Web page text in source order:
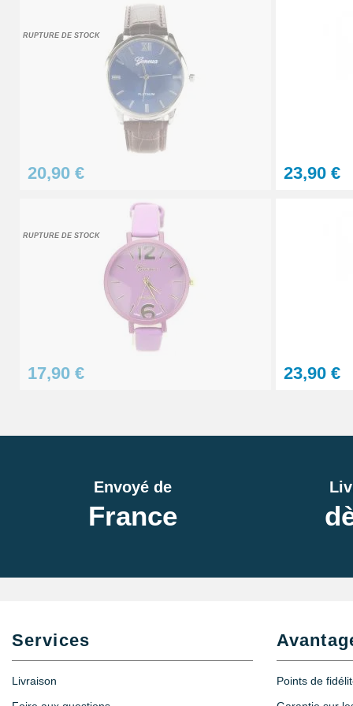
Pince antistatique montre pas chère
5,90 €
Lunette grossissante - Loupe Horloger et
22,90 €
Kit - Changer la pile d'une montre -
10,90 €
Petit pointeau de pose plastique
2,90 €
Pointeau de pose professionnel
Lunettes grossissantes à LED à verres
RUPTURE DE STOCK
20,90 € 23,90 €
RUPTURE DE STOCK
17,90 € 23,90 €
Envoyé de
France
Services
Livraison
Points de